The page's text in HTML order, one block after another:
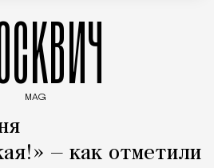
MAG
— как отметили